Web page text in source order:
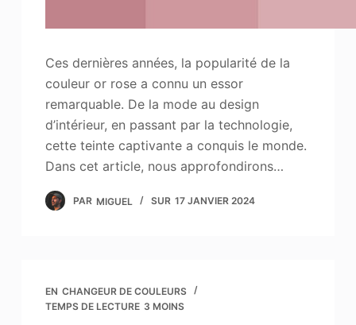
Ces dernières années, la popularité de la
couleur or rose a connu un essor
remarquable. De la mode au design
d’intérieur, en passant par la technologie,
cette teinte captivante a conquis le monde.
Dans cet article, nous approfondirons…
PAR MIGUEL SUR 17 JANVIER 2024
EN CHANGEUR DE COULEURS
TEMPS DE LECTURE 3 MOINS